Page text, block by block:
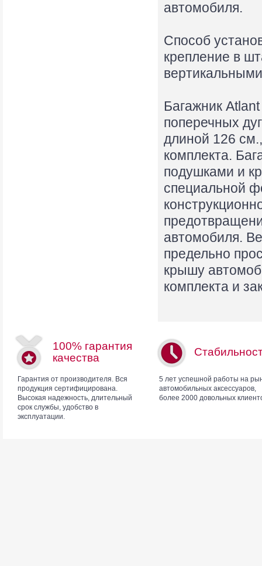
автомобиля.
Способ
крепление в
Багажник
поперечных
длиной 126
комплекта.
подушками и
специальной
автомобиля.
предельно
крышу
комплекта и
100% гарантия
качества
Гарантия от производителя. Вся
продукция сертифицирована.
Высокая надежность, длительный
срок службы, удобство в
эксплуатации.
5 лет успешной работы на
автомобильных аксессуаров,
более 2000 довольных